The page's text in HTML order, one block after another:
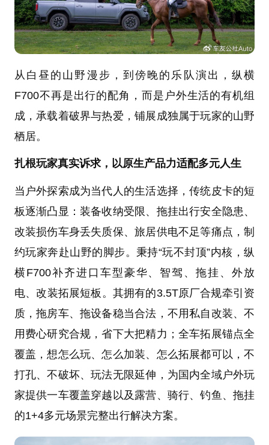
从白昼的山野漫步，到傍晚的乐队演出，纵横
F700不再是出行的配角，而是户外生活的有机组
成，承载着破界与热爱，铺展成独属于玩家的山野
栖居。
扎根玩家真实诉求，以原生产品力适配多元人生
当户外探索成为当代人的生活选择，传统皮卡的短
板逐渐凸显：装备收纳受限、拖挂出行安全隐患、
改装损伤车身丢失质保、旅居供电不足等痛点，制
约玩家奔赴山野的脚步。秉持“玩不封顶”内核，纵
横F700补齐进口车型豪华、智驾、拖挂、外放
电、改装拓展短板。其拥有的3.5T原厂合规牵引资
质，拖房车、拖设备稳当合法，不用私自改装、不
用费心研究合规，省下大把精力；全车拓展锚点全
覆盖，想怎么玩、怎么加装、怎么拓展都可以，不
打孔、不破坏、玩法无限延伸，为国内全域户外玩
家提供一车覆盖穿越以及露营、骑行、钓鱼、拖挂
的1+4多元场景完整出行解决方案。